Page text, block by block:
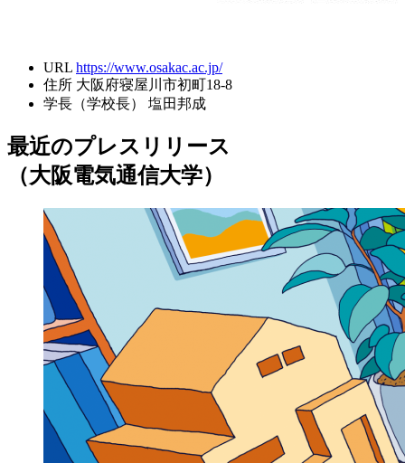
URL https://www.osakac.ac.jp/
住所 大阪府寝屋川市初町18-8
学長（学校長）
塩田邦成
最近のプレスリリース
（大阪電気通信大学）